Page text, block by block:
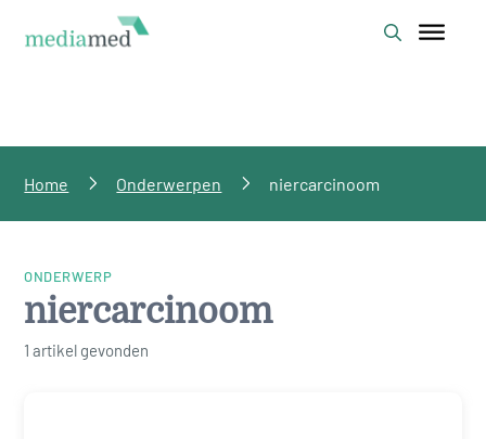
Home Onderwerpen niercarcinoom
ONDERWERP
niercarcinoom
1 artikel gevonden